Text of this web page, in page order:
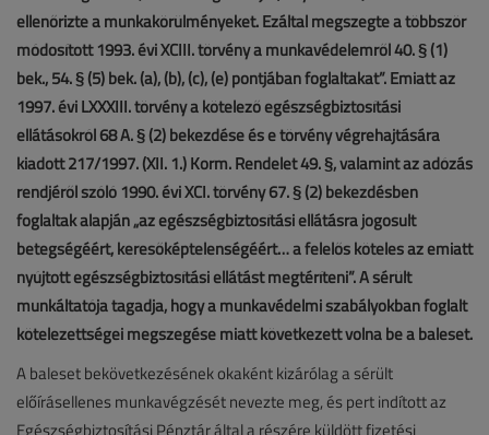
ellenőrizte a munkakörülményeket. Ezáltal megszegte a többször
módosított 1993. évi XCIII. törvény a munkavédelemről 40. § (1)
bek., 54. § (5) bek. (a), (b), (c), (e) pontjában foglaltakat”. Emiatt az
1997. évi LXXXIII. törvény a kötelező egészségbiztosítási
ellátásokról 68 A. § (2) bekezdése és e törvény végrehajtására
kiadott 217/1997. (XII. 1.) Korm. Rendelet 49. §, valamint az adózás
rendjéről szóló 1990. évi XCI. törvény 67. § (2) bekezdésben
foglaltak alapján „az egészségbiztosítási ellátásra jogosult
betegségéért, keresőképtelenségéért… a felelős köteles az emiatt
nyújtott egészségbiztosítási ellátást megtéríteni”. A sérült
munkáltatója tagadja, hogy a munkavédelmi szabályokban foglalt
kötelezettségei megszegése miatt következett volna be a baleset.
A baleset bekövetkezésének okaként kizárólag a sérült
előírásellenes munkavégzését nevezte meg, és pert indított az
Egészségbiztosítási Pénztár által a részére küldött fizetési